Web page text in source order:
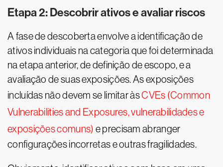
Etapa 2: Descobrir ativos e avaliar riscos
A fase de descoberta envolve a identificação de
ativos individuais na categoria que foi determinada
na etapa anterior, de definição de escopo, e a
avaliação de suas exposições. As exposições
incluídas não devem se limitar àsCVEs (Common
Vulnerabilities and Exposures, vulnerabilidades e
exposições comuns) e precisam abranger
configurações incorretas e outras fragilidades.